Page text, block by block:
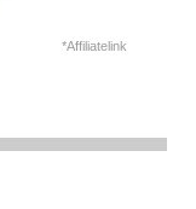
*Affiliatelink